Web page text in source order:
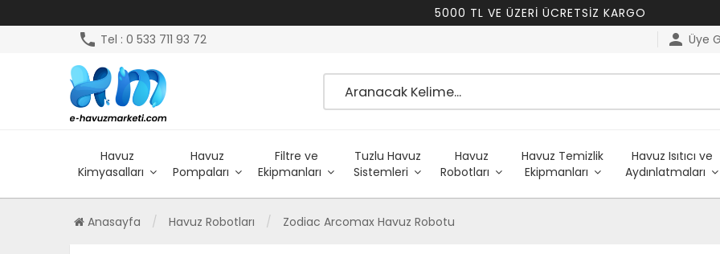
5000 TL VE ÜZERİ ÜCRETSİZ KARGO
phone Tel : 0 533 711 93 72 person Üye
Havuz
Kimyasalları
Havuz
Pompaları
Filtre ve
Ekipmanları
Tuzlu Havuz
Sistemleri
Havuz
Robotları
Havuz Temizlik
Ekipmanları
Havuz Isıtıcı ve
Aydınlatmaları
Anasayfa Havuz Robotları Zodiac Arcomax Havuz Robotu